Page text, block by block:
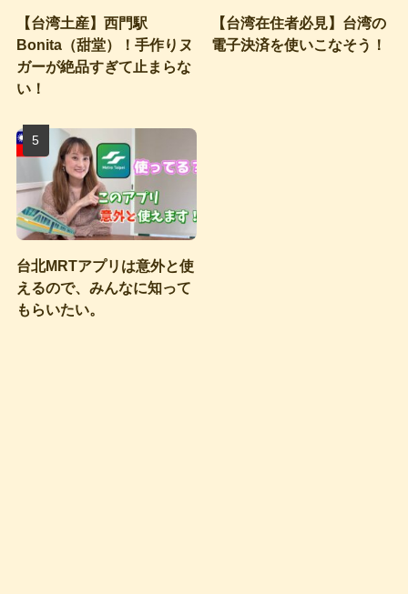
【台湾土産】西門駅
Bonita（甜堂）！手作りヌ
ガーが絶品すぎて止まらな
い！
【台湾在住者必見】台湾の
電子決済を使いこなそう！
台北MRTアプリは意外と使
えるので、みんなに知って
もらいたい。